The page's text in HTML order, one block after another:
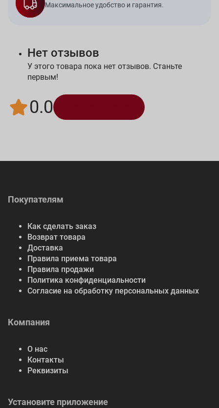
Максимальное удобство и гарантия.
Нет отзывов
У этого товара пока нет отзывов. Станьте
первым!
0.0
Покупателям
Как сделать заказ
Возврат товара
Доставка
Правила приема товара
Правила продажи
Политика конфиденциальности
Согласие на обработку персональных данных
Компания
О нас
Контакты
Реквизиты
Установите приложение